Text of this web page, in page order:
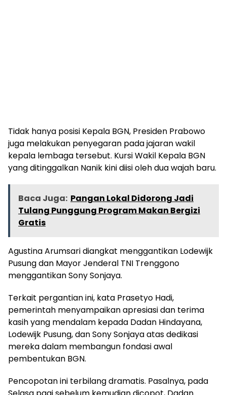
Tidak hanya posisi Kepala BGN, Presiden Prabowo
juga melakukan penyegaran pada jajaran wakil
kepala lembaga tersebut. Kursi Wakil Kepala BGN
yang ditinggalkan Nanik kini diisi oleh dua wajah baru.
Baca Juga: Pangan Lokal Didorong Jadi
Tulang Punggung Program Makan Bergizi
Gratis
Agustina Arumsari diangkat menggantikan Lodewijk
Pusung dan Mayor Jenderal TNI Trenggono
menggantikan Sony Sonjaya.
Terkait pergantian ini, kata Prasetyo Hadi,
pemerintah menyampaikan apresiasi dan terima
kasih yang mendalam kepada Dadan Hindayana,
Lodewijk Pusung, dan Sony Sonjaya atas dedikasi
mereka dalam membangun fondasi awal
pembentukan BGN.
Pencopotan ini terbilang dramatis. Pasalnya, pada